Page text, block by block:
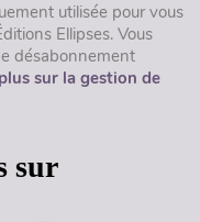
utilisée pour vous
Ellipses. Vous
désabonnement
sur la gestion de
sur